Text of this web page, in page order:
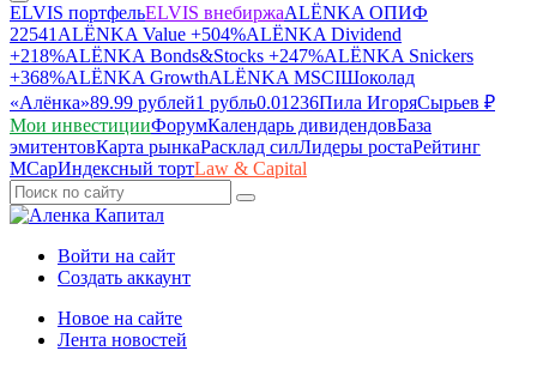
ELVIS портфельELVIS внебиржаALЁNKA ОПИФ
22541 ALЁNKA Value +504%ALЁNKA Dividend
+218%ALЁNKA Bonds&Stocks +247%ALЁNKA Snickers
+368%ALЁNKA GrowthALЁNKA MSCIШоколад
«Алёнка»89.99 рублей1 рубль0.01236Пила ИгоряСырьев ₽
Мои инвестицииФорумКалендарь дивидендовБаза
эмитентовКарта рынкаРасклад силЛидеры ростаРейтинг
MCapИндексный тортLaw & Capital
Войти на сайт
Создать аккаунт
Новое на сайте
Лента новостей